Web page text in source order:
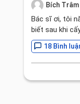
Bích Trâm
Bác sĩ ơi, tôi
biết sau khi
18 Bình